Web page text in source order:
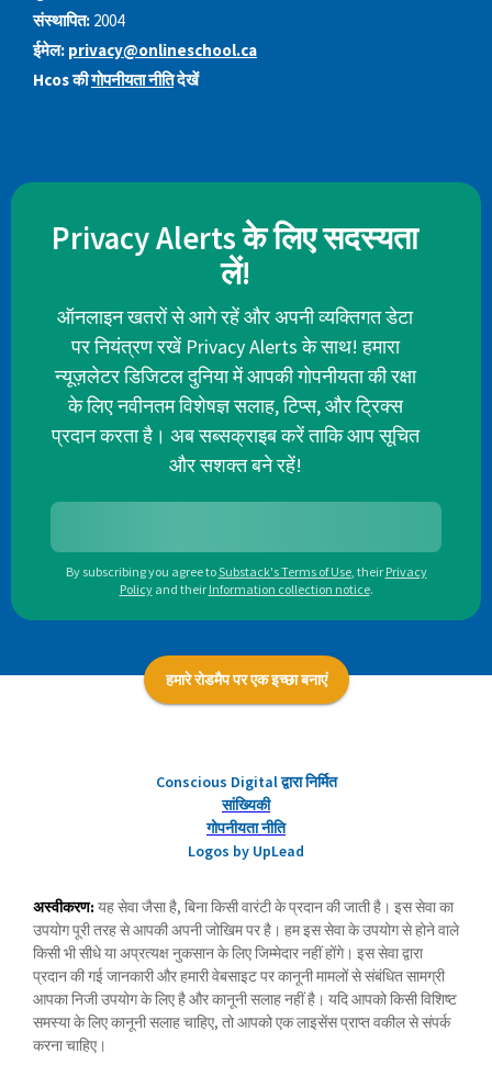
संस्थापित: 2004
ईमेल: privacy@onlineschool.ca
Hcos कीगोपनीयता नीतिदेखें
Privacy Alerts के लिए सदस्यता
लें!
ऑनलाइन खतरों से आगे रहें और अपनी व्यक्तिगत डेटा
पर नियंत्रण रखें Privacy Alerts के साथ! हमारा
न्यूज़लेटर डिजिटल दुनिया में आपकी गोपनीयता की रक्षा
के लिए नवीनतम विशेषज्ञ सलाह, टिप्स, और ट्रिक्स
प्रदान करता है। अब सब्सक्राइब करें ताकि आप सूचित
और सशक्त बने रहें!
By subscribing you agree toSubstack's Terms of Use, their Privacy
Policy and their Information collection notice.
हमारे रोडमैप पर एक इच्छा बनाएं
Conscious Digital द्वारा निर्मित
सांख्यिकी
गोपनीयता नीति
Logos by UpLead
अस्वीकरण: यह सेवा जैसा है, बिना किसी वारंटी के प्रदान की जाती है। इस सेवा का
उपयोग पूरी तरह से आपकी अपनी जोखिम पर है। हम इस सेवा के उपयोग से होने वाले
किसी भी सीधे या अप्रत्यक्ष नुकसान के लिए जिम्मेदार नहीं होंगे। इस सेवा द्वारा
प्रदान की गई जानकारी और हमारी वेबसाइट पर कानूनी मामलों से संबंधित सामग्री
आपका निजी उपयोग के लिए है और कानूनी सलाह नहीं है। यदि आपको किसी विशिष्ट
समस्या के लिए कानूनी सलाह चाहिए, तो आपको एक लाइसेंस प्राप्त वकील से संपर्क
करना चाहिए।